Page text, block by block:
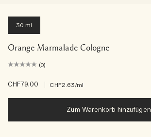
30 ml
Orange Marmalade Cologne
(0)
CHF79.00 CHF2.63/ml
Zum Warenkorb hinzufügen